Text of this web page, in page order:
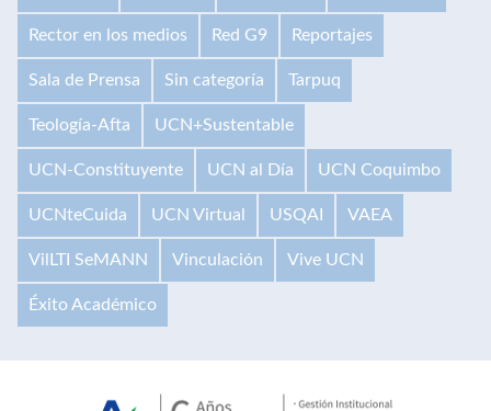
Rector en los medios Red G9 Reportajes
Sala de Prensa Sin categoría Tarpuq
Teología-Afta UCN+Sustentable
UCN-Constituyente UCN al Día UCN Coquimbo
UCNteCuida UCN Virtual USQAI VAEA
VilLTI SeMANN Vinculación Vive UCN
Éxito Académico